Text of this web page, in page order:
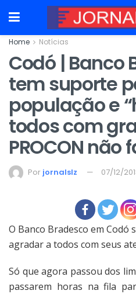
Home Notícias
Codó | Banco
tem suporte
população e
todos com
PROCON não
Por jornalslz 07/12/
O Banco Bradesco em Codó
agradar a todos com seus
Só que agora passou dos
passarem horas na fila